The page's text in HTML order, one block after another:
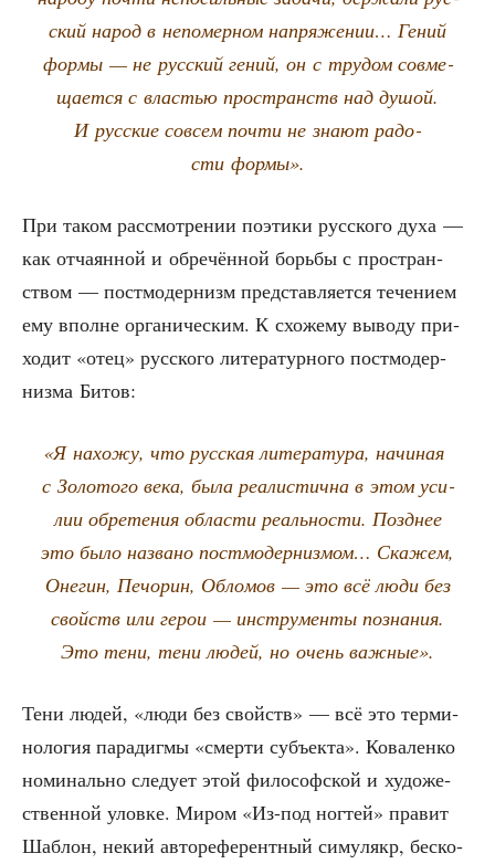
ский народ в непо­мер­ном напря­же­нии… Гений
фор­мы — не рус­ский гений, он с тру­дом сов­ме­
ща­ет­ся с вла­стью про­странств над душой.
И рус­ские совсем почти не зна­ют радо­
сти формы».
При таком рас­смот­ре­нии поэ­ти­ки рус­ско­го духа —
как отча­ян­ной и обре­чён­ной борь­бы с про­стран­
ством — пост­мо­дер­низм пред­став­ля­ет­ся тече­ни­ем
ему вполне орга­ни­че­ским. К схо­же­му выво­ду при­
хо­дит «отец» рус­ско­го лите­ра­тур­но­го пост­мо­дер­
низ­ма Битов:
«Я нахо­жу, что рус­ская лите­ра­ту­ра, начи­ная
с Золо­то­го века, была реа­ли­стич­на в этом уси­
лии обре­те­ния обла­сти реаль­но­сти. Позд­нее
это было назва­но пост­мо­дер­низ­мом… Ска­жем,
Оне­гин, Печо­рин, Обло­мов — это всё люди без
свойств или герои — инстру­мен­ты позна­ния.
Это тени, тени людей, но очень важные».
Тени людей, «люди без свойств» — всё это тер­ми­
но­ло­гия пара­диг­мы «смер­ти субъ­ек­та». Кова­лен­ко
номи­наль­но сле­ду­ет этой фило­соф­ской и худо­же­
ствен­ной улов­ке. Миром «Из-под ног­тей» пра­вит
Шаб­лон, некий авто­ре­фе­рент­ный симу­лякр, бес­ко­